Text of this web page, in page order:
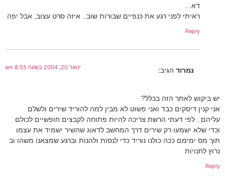
דא…
ראיתי לפני רגע את כנפיים שבורות שוב.. איזה סרט עצוב, אבל יפה
Reply
נמרוד הגיב: ינואר 20, 2004 בשעה 8:55 am
יש ביקוש לאתר הזה בכלל?
אני קנין דיסקים כבד ואני פשוט לא מבין למה להוריד שירים ולשלם
עליהם.. לפי דעתי הרשת צריכה להיות פתוחה לקבצים חופשיים לכולם
וכדי שלא ישמעו רק שירים דרך המחשב לדאוג שהשיר ישמיד את עצמו
תוך מס ימימם ככה כולנו נוריד כדי לנסות ולהנות וברגע שמצאנו משהו וב
נרוץ לחנויות
Reply